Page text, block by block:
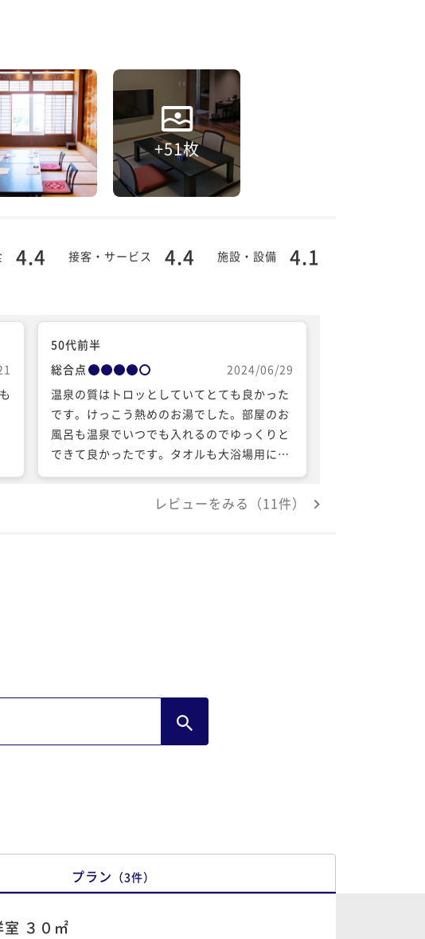
+51枚
4.4 接客・サービス 4.4 施設・設備 4.1
50代前半
総合点
2024/06/29
温泉の質はトロッとしていてとても良かった
です。けっこう熱めのお湯でした。部屋のお
風呂も温泉でいつでも入れるのでゆっくりと
できて良かったです。タオルも大浴場用に持
っていくバッグと部屋に置いてある分と十分
でした。食事場所も子どもさん連れと分けて
おられたのか、ゆっくりと落ち着いて食事が
レビューをみる（11件）
プラン （3件）
室 ３０㎡